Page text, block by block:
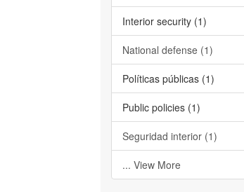
Interior security (1)
National defense (1)
Políticas públicas (1)
Public policies (1)
Seguridad interior (1)
... View More